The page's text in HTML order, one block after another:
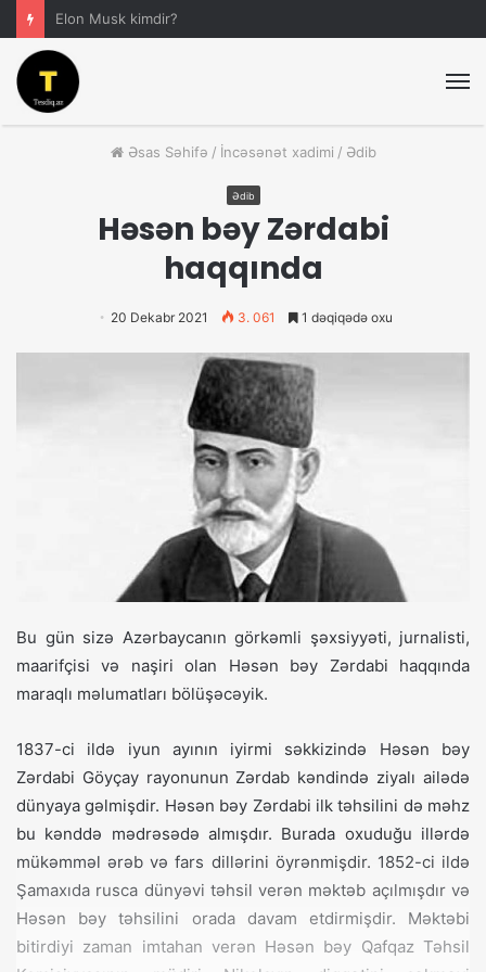
Elon Musk kimdir?
Əsas Səhifə / İncəsənət xadimi / Ədib
Ədib
Həsən bəy Zərdabi
haqqında
20 Dekabr 2021 3. 061 1 dəqiqədə oxu
Bu gün sizə Azərbaycanın görkəmli şəxsiyyəti, jurnalisti,
maarifçisi və naşiri olan Həsən bəy Zərdabi haqqında
maraqlı məlumatları bölüşəcəyik.
1837-ci ildə iyun ayının iyirmi səkkizində Həsən bəy
Zərdabi Göyçay rayonunun Zərdab kəndində ziyalı ailədə
dünyaya gəlmişdir. Həsən bəy Zərdabi ilk təhsilini də məhz
bu kənddə mədrəsədə almışdır. Burada oxuduğu illərdə
mükəmməl ərəb və fars dillərini öyrənmişdir. 1852-ci ildə
Şamaxıda rusca dünyəvi təhsil verən məktəb açılmışdır və
Həsən bəy təhsilini orada davam etdirmişdir. Məktəbi
bitirdiyi zaman imtahan verən Həsən bəy Qafqaz Təhsil